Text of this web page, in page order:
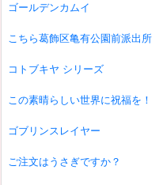
ゴールデンカムイ
こちら葛飾区亀有公園前派出所
コトブキヤ シリーズ
この素晴らしい世界に祝福を！
ゴブリンスレイヤー
ご注文はうさぎですか？